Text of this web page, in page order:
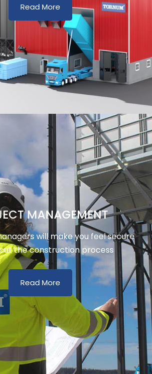
Read More
MANAGEMENT
will make you feel secure
the construction process
Read More